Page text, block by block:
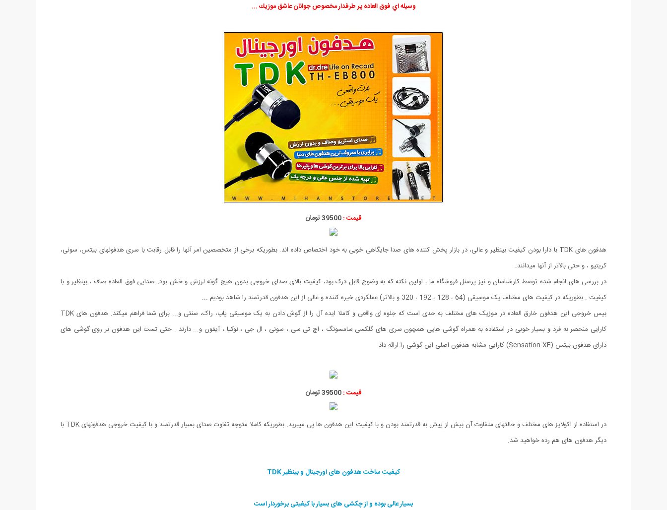
وسيله اي فوق العاده پر طرفدار مخصوص جوانان عاشق موزيك ...
قیمت :39500 تومان
هدفون های TDK با دارا بودن کیفیت بینظیر و عالی، در بازار پخش کننده های صدا جایگاهی خوبی به خود اختصاص داده اند. بطوریکه برخی از متخصصین امر آنها را قابل رقابت با سری هدفونهای بیتس، سونی،
کریتیو ، و حتی بالاتر از آنها میدانند.
در بررسی های انجام شده توسط کارشناسان و نیز پرسنل فروشگاه ما ، اولین نکته که به وضوح قابل درک بود، کیفیت بالای صدای خروجی بدون هیچ گونه لرزش و خش بود. صدایی فوق العاده صاف ، بینظیر و با
کیفیت . بطوریکه در کیفیت های مختلف یک موسیقی (64 ، 128 ، 192 ، 320 و بالاتر) عملکردی خیره کننده و عالی از این هدفون قدرتمند را شاهد بودیم ...
بیس خروجی این هدفون خارق العاده در موزیک های مختلف به حدی است که جلوه ای واقعی و کاملا ایده آل را از گوش دادن به یک موسیقی پاپ، راک، سنتی و... برای شما فراهم میکند. هدفون های TDK
کارایی منحصر به فرد و بسیار خوبی در استفاده به همراه گوشی هایی همچون سری های گلکسی سامسونگ ، اچ تی سی ، سونی ، ال جی ، نوکیا ، آیفون و... دارند . حتی تست این هدفون بر روی گوشی های
دارای هدفون بیتس (Sensation XE) کارایی مشابه هدفون اصلی این گوشی را ارائه داد.
قیمت :39500 تومان
در استفاده از اکولایز های مختلف و حالتهای متفاوت آن بیش از پیش به قدرتمند بودن و با کیفیت این هدفون ها پی میبرید. بطوریکه کاملا متوجه تفاوت صدای بسیار قدرتمند و با کیفیت خروجی هدفونهای TDK با
دیگر هدفون های هم رده خواهید شد.
کیفیت ساخت هدفون های اورجینال و بینظیر TDK
بسیار عالی بوده و از چکشی های بسیار با کیفیتی برخوردار است